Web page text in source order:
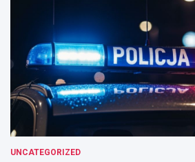
UNCATEGORIZED